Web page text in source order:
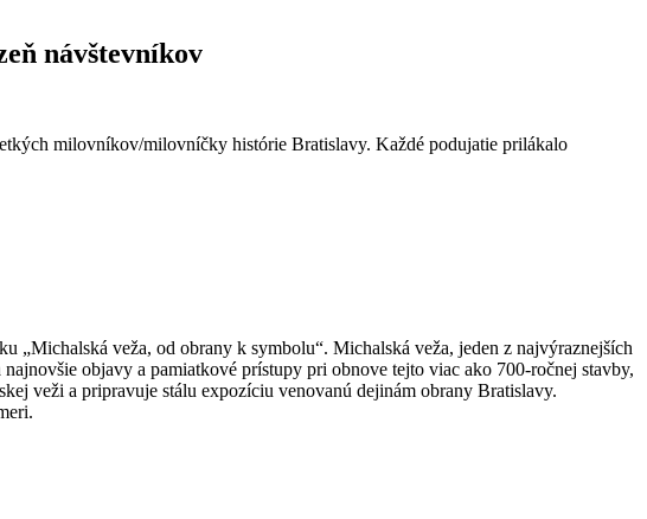
návštevníkov
milovníkov/milovníčky histórie Bratislavy. Každé podujatie prilákalo
veža, od obrany k symbolu“. Michalská veža, jeden z najvýraznejších
objavy a pamiatkové prístupy pri obnove tejto viac ako 700-ročnej stavby,
veži a pripravuje stálu expozíciu venovanú dejinám obrany Bratislavy.